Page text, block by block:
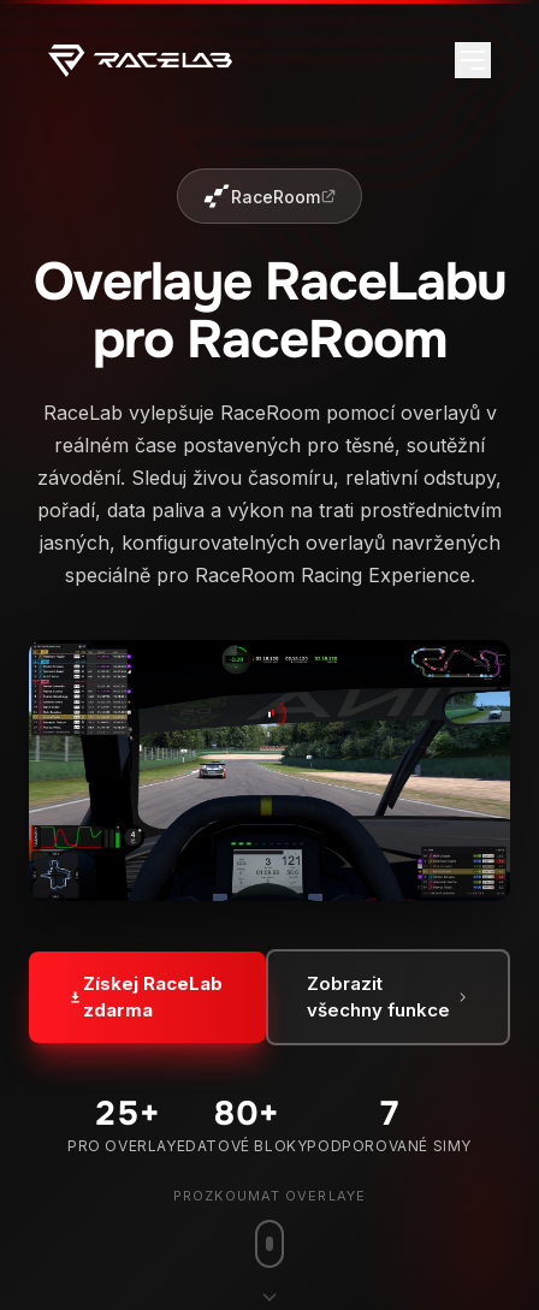
RaceRoom
Overlaye RaceLabu
pro RaceRoom
RaceLab vylepšuje RaceRoom pomocí overlayů v
reálném čase postavených pro těsné, soutěžní
závodění. Sleduj živou časomíru, relativní odstupy,
pořadí, data paliva a výkon na trati prostřednictvím
jasných, konfigurovatelných overlayů navržených
speciálně pro RaceRoom Racing Experience.
Získej RaceLab
zdarma
Zobrazit
všechny funkce
25+
PRO OVERLAYE
80+
DATOVÉ BLOKY
7
PODPOROVANÉ SIMY
PROZKOUMAT OVERLAYE